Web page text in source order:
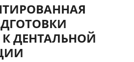
ДЕНТАЛЬНОЙ